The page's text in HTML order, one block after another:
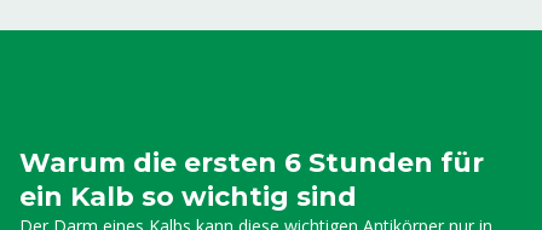
Warum die ersten 6 Stunden für
ein Kalb so wichtig sind